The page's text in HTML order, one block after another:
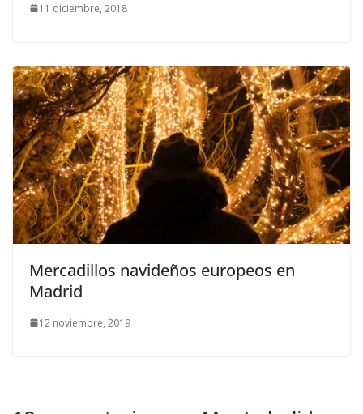
11 diciembre, 2018
Mercadillos navideños europeos en
Madrid
12 noviembre, 2019